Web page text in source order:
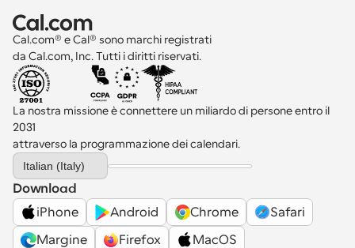
Cal.com® e Cal® sono marchi registrati
da Cal.com, Inc. Tutti i diritti riservati.
La nostra missione è connettere un miliardo di persone entro il
2031
attraverso la programmazione dei calendari.
Select Language
Italian (Italy)
Download
iPhone
Android Chrome
Safari
Margine
Firefox
MacOS